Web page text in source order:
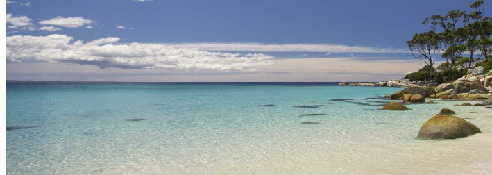
Automne
Hiver
Infos pratiques
Préparer son voyage
Hôtels partenaires
Présentation de l’Australie
Avant de départ
Météo et climat en Australie
Notre agence
Notre agence en Australie
Réseau Asian Roads
Garanties et engagements Asian Roads
Avis de nos voyageurs